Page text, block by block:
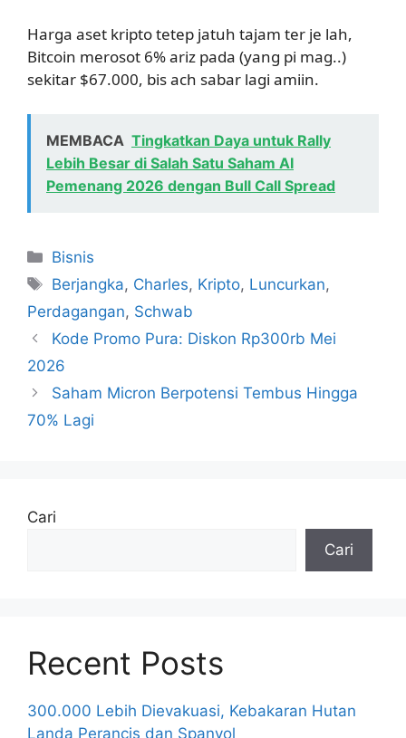
Harga aset kripto tetep jatuh tajam ter je lah,
Bitcoin merosot 6% ariz pada (yang pi mag..)
sekitar $67.000, bis ach sabar lagi amiin.
MEMBACA Tingkatkan Daya untuk Rally
Lebih Besar di Salah Satu Saham AI
Pemenang 2026 dengan Bull Call Spread
Kategori
Bisnis
Tag
Berjangka, Charles, Kripto, Luncurkan,
Perdagangan, Schwab
Kode Promo Pura: Diskon Rp300rb Mei
2026
Saham Micron Berpotensi Tembus Hingga
70% Lagi
Cari
Cari
Recent Posts
300.000 Lebih Dievakuasi, Kebakaran Hutan
Landa Perancis dan Spanyol